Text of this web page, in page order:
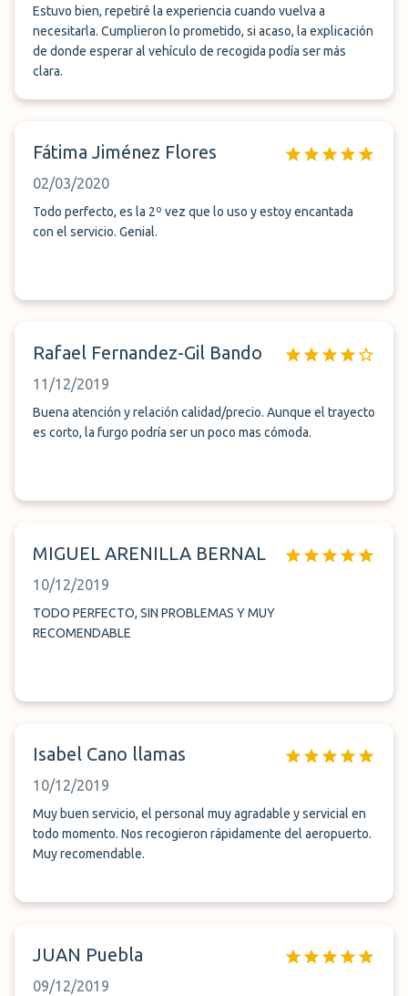
Estuvo bien, repetiré la experiencia cuando vuelva a
necesitarla. Cumplieron lo prometido, si acaso, la explicación
de donde esperar al vehículo de recogida podía ser más
clara.
Fátima Jiménez Flores
02/03/2020
Todo perfecto, es la 2º vez que lo uso y estoy encantada
con el servicio. Genial.
Rafael Fernandez-Gil Bando
11/12/2019
Buena atención y relación calidad/precio. Aunque el trayecto
es corto, la furgo podría ser un poco mas cómoda.
MIGUEL ARENILLA BERNAL
10/12/2019
TODO PERFECTO, SIN PROBLEMAS Y MUY
RECOMENDABLE
Isabel Cano llamas
10/12/2019
Muy buen servicio, el personal muy agradable y servicial en
todo momento. Nos recogieron rápidamente del aeropuerto.
Muy recomendable.
JUAN Puebla
09/12/2019